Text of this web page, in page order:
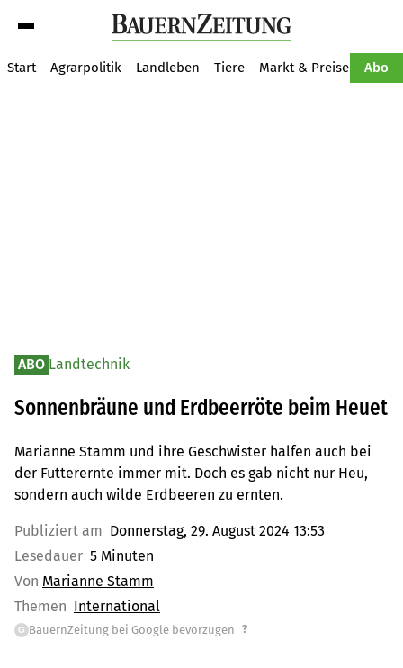
Start Agrarpolitik Landleben Tiere Markt & Preise Abo
ABO Landtechnik
Sonnenbräune und Erdbeerröte beim Heuet
Marianne Stamm und ihre Geschwister halfen auch bei
der Futterernte immer mit. Doch es gab nicht nur Heu,
sondern auch wilde Erdbeeren zu ernten.
Publiziert am Donnerstag, 29. August 2024 13:53
Lesedauer 5 Minuten
Von Marianne Stamm
Themen International
G BauernZeitung bei Google bevorzugen ?